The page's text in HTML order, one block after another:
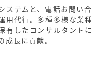
ステムと、電話お問い合
用代行。多種多様な業種
有したコンサルタントに
長に貢献。